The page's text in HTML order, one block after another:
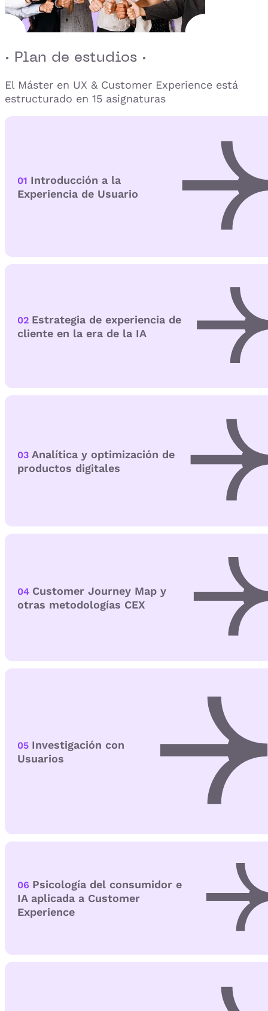
· Plan de estudios ·
El Máster en UX & Customer Experience está
estructurado en 15 asignaturas
01 Introducción a la
Experiencia de Usuario
02 Estrategia de experiencia de
cliente en la era de la IA
03 Analítica y optimización de
productos digitales
04 Customer Journey Map y
otras metodologías CEX
05 Investigación con
Usuarios
06 Psicología del consumidor e
IA aplicada a Customer
Experience